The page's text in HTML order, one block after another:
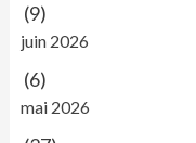
(9)
juin 2026
(6)
mai 2026